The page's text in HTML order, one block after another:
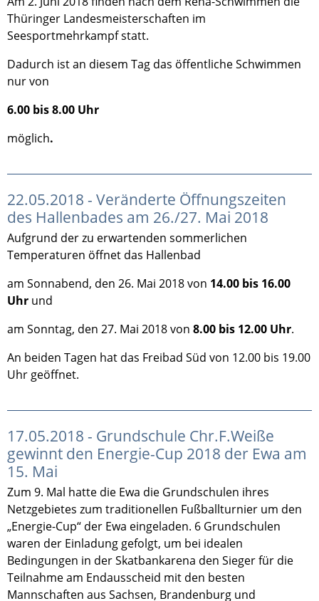
Thüringer Landesmeisterschaften im
Seesportmehrkampf statt.
Dadurch ist an diesem Tag das öffentliche Schwimmen
nur von
6.00 bis 8.00 Uhr
möglich.
22.05.2018 - Veränderte Öffnungszeiten
des Hallenbades am 26./27. Mai 2018
Aufgrund der zu erwartenden sommerlichen
Temperaturen öffnet das Hallenbad
am Sonnabend, den 26. Mai 2018 von 14.00 bis 16.00
Uhr und
am Sonntag, den 27. Mai 2018 von 8.00 bis 12.00 Uhr.
An beiden Tagen hat das Freibad Süd von 12.00 bis 19.00
Uhr geöffnet.
17.05.2018 - Grundschule Chr.F.Weiße
gewinnt den Energie-Cup 2018 der Ewa am
15. Mai
Zum 9. Mal hatte die Ewa die Grundschulen ihres
Netzgebietes zum traditionellen Fußballturnier um den
„Energie-Cup“ der Ewa eingeladen. 6 Grundschulen
waren der Einladung gefolgt, um bei idealen
Bedingungen in der Skatbankarena den Sieger für die
Teilnahme am Endausscheid mit den besten
Mannschaften aus Sachsen, Brandenburg und